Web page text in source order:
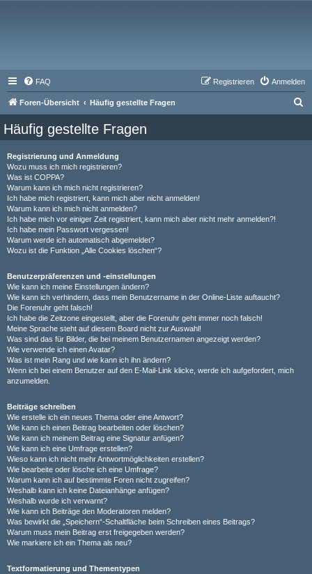
FAQ Anmelden
Registrieren
Foren-Übersicht Häufig gestellte Fragen
Häufig gestellte Fragen
Registrierung und Anmeldung
Wozu muss ich mich registrieren?
Was ist COPPA?
Warum kann ich mich nicht registrieren?
Ich habe mich registriert, kann mich aber nicht anmelden!
Warum kann ich mich nicht anmelden?
Ich habe mich vor einiger Zeit registriert, kann mich aber nicht mehr anmelden?!
Ich habe mein Passwort vergessen!
Warum werde ich automatisch abgemeldet?
Wozu ist die Funktion „Alle Cookies löschen“?
Benutzerpräferenzen und -einstellungen
Wie kann ich meine Einstellungen ändern?
Wie kann ich verhindern, dass mein Benutzername in der Online-Liste auftaucht?
Die Forenuhr geht falsch!
Ich habe die Zeitzone eingestellt, aber die Forenuhr geht immer noch falsch!
Meine Sprache steht auf diesem Board nicht zur Auswahl!
Was sind das für Bilder, die bei meinem Benutzernamen angezeigt werden?
Wie verwende ich einen Avatar?
Was ist mein Rang und wie kann ich ihn ändern?
Wenn ich bei einem Benutzer auf den E-Mail-Link klicke, werde ich aufgefordert, mich
anzumelden.
Beiträge schreiben
Wie erstelle ich ein neues Thema oder eine Antwort?
Wie kann ich einen Beitrag bearbeiten oder löschen?
Wie kann ich meinem Beitrag eine Signatur anfügen?
Wie kann ich eine Umfrage erstellen?
Wieso kann ich nicht mehr Antwortmöglichkeiten erstellen?
Wie bearbeite oder lösche ich eine Umfrage?
Warum kann ich auf bestimmte Foren nicht zugreifen?
Weshalb kann ich keine Dateianhänge anfügen?
Weshalb wurde ich verwarnt?
Wie kann ich Beiträge den Moderatoren melden?
Was bewirkt die „Speichern“-Schaltfläche beim Schreiben eines Beitrags?
Warum muss mein Beitrag erst freigegeben werden?
Wie markiere ich ein Thema als neu?
Textformatierung und Thementypen